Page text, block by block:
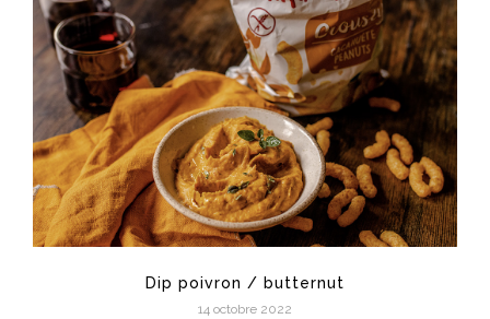
Dip poivron / butternut
14 octobre 2022